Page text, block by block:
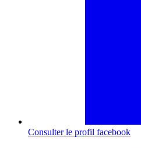
Consulter le profil facebook